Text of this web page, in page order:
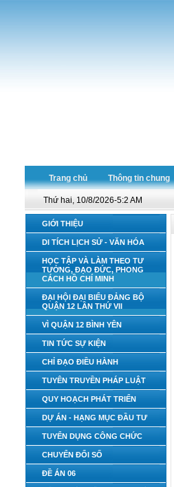
Trang chủ Thông tin chung
Thứ hai, 10/8/2026-5:2 AM
GIỚI THIỆU
DI TÍCH LỊCH SỬ - VĂN HÓA
HỌC TẬP VÀ LÀM THEO TƯ
TƯỞNG, ĐẠO ĐỨC, PHONG
CÁCH HỒ CHÍ MINH
ĐẠI HỘI ĐẠI BIỂU ĐẢNG BỘ
QUẬN 12 LẦN THỨ VII
VÌ QUẬN 12 BÌNH YÊN
TIN TỨC SỰ KIỆN
CHỈ ĐẠO ĐIỀU HÀNH
TUYÊN TRUYỀN PHÁP LUẬT
QUY HOẠCH PHÁT TRIỂN
DỰ ÁN - HẠNG MỤC ĐẦU TƯ
TUYỂN DỤNG CÔNG CHỨC
CHUYỂN ĐỔI SỐ
ĐỀ ÁN 06